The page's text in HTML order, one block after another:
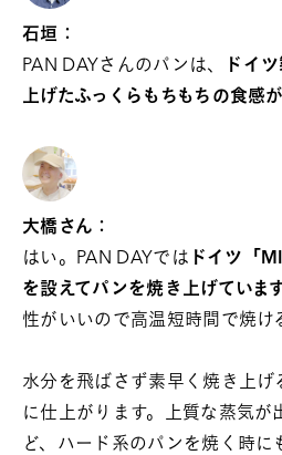
石垣：
PAN DAYさんのパンは、
ドイ
上げたふっくらもちもちの食感
大橋さん：
はい。PAN DAYでは ドイツ「
を設えてパンを焼き上げています
性がいいので高温短時間で焼け
水分を飛ばさず素早く焼き上げ
に仕上がります。上質な蒸気が
ど、ハード系のパンを焼く時に